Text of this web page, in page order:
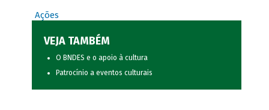
Ações
VEJA TAMBÉM
O BNDES e o apoio à cultura
Patrocínio a eventos culturais